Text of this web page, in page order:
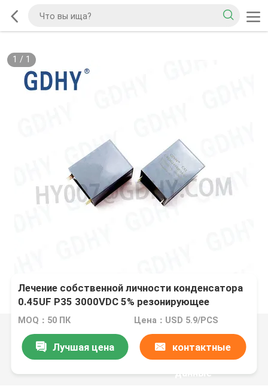
1 / 1
Лечение собственной личности конденсатора
0.45UF P35 3000VDC 5% резонирующее
MOQ：50 ПК Цена：USD 5.9/PCS
Лучшая цена контактные
данные